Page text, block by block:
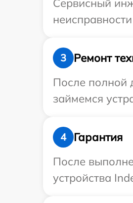
Сервисный
3
Ремонт
После полной
займемся
4
Гарантия
После
устройства